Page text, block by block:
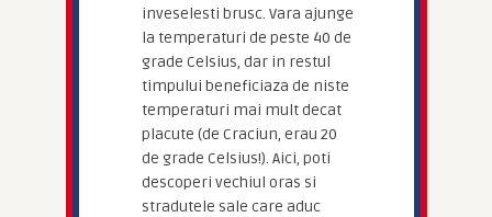
inveselesti brusc. Vara ajunge
la temperaturi de peste 40 de
grade Celsius, dar in restul
timpului beneficiaza de niste
temperaturi mai mult decat
placute (de Craciun, erau 20
de grade Celsius!). Aici, poti
descoperi vechiul oras si
stradutele sale care aduc